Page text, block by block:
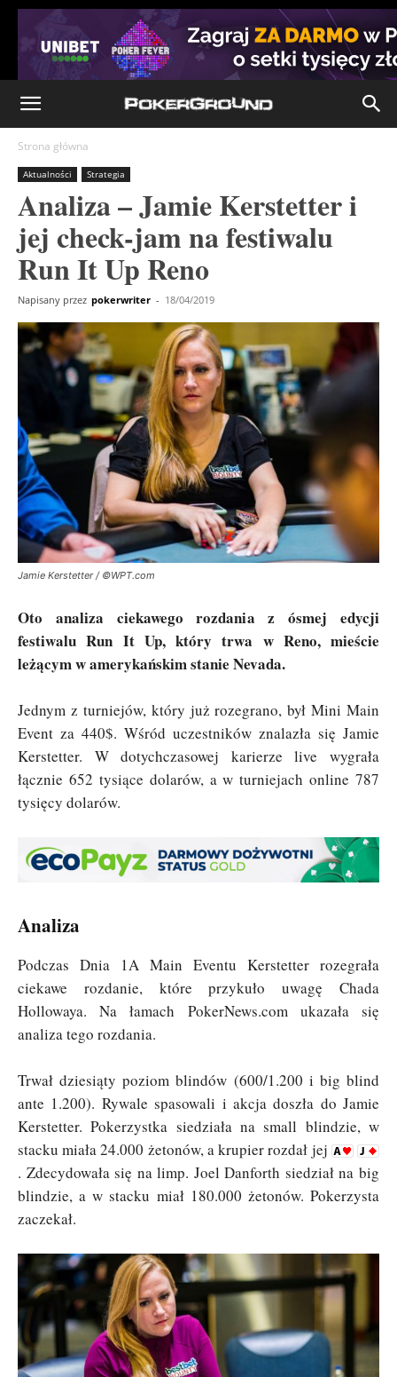
Strona główna
Aktualności Strategia
Analiza – Jamie Kerstetter i
jej check-jam na festiwalu
Run It Up Reno
Napisany przez pokerwriter - 18/04/2019
Jamie Kerstetter / ©WPT.com
Oto analiza ciekawego rozdania z ósmej edycji
festiwalu Run It Up, który trwa w Reno, mieście
leżącym w amerykańskim stanie Nevada.
Jednym z turniejów, który już rozegrano, był Mini Main
Event za 440$. Wśród uczestników znalazła się Jamie
Kerstetter. W dotychczasowej karierze live wygrała
łącznie 652 tysiące dolarów, a w turniejach online 787
tysięcy dolarów.
Analiza
Podczas Dnia 1A Main Eventu Kerstetter rozegrała
ciekawe rozdanie, które przykuło uwagę Chada
Hollowaya. Na łamach PokerNews.com ukazała się
analiza tego rozdania.
Trwał dziesiąty poziom blindów (600/1.200 i big blind
ante 1.200). Rywale spasowali i akcja doszła do Jamie
Kerstetter. Pokerzystka siedziała na small blindzie, w
stacku miała 24.000 żetonów, a krupier rozdał jej
. Zdecydowała się na limp. Joel Danforth siedział na big
blindzie, a w stacku miał 180.000 żetonów. Pokerzysta
zaczekał.